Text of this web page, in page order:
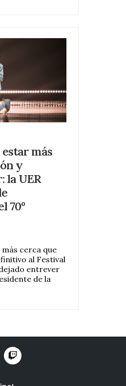
más
y
la UER
70º
cerca que
al Festival
entrever
de la